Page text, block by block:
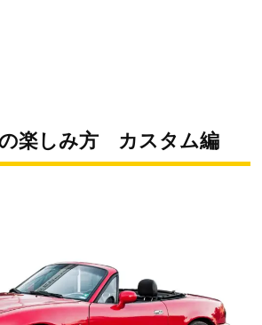
楽しみ方 カスタム編